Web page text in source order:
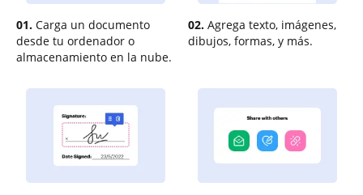
01. Carga un documento
desde tu ordenador o
almacenamiento en la nube.
02. Agrega texto, imágenes,
dibujos, formas, y más.